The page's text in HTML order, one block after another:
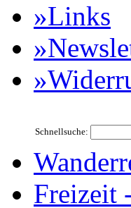
»Links
Schnellsuche:
Freizeit